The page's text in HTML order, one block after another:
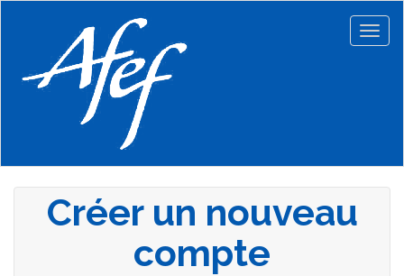
principal
Créer un nouveau
compte